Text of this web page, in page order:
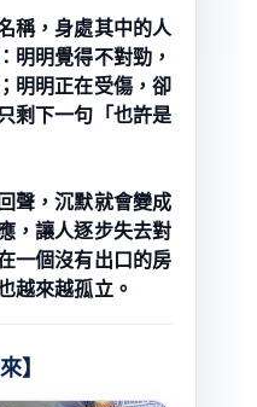
稱，身處其中的人
明明覺得不對勁，
明明正在受傷，卻
剩下一句「也許是
聲，沉默就會變成
，讓人逐步失去對
一個沒有出口的房
越來越孤立。
】